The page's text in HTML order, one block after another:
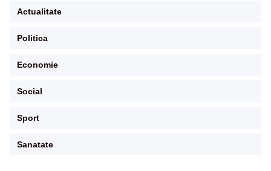
Actualitate
Politica
Economie
Social
Sport
Sanatate